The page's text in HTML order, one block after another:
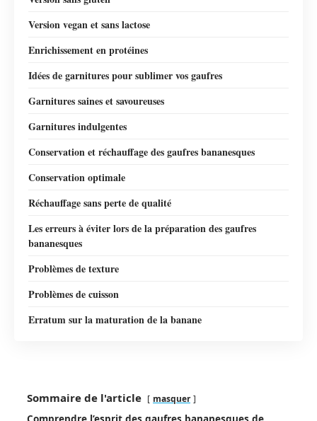
Version vegan et sans lactose
Enrichissement en protéines
Idées de garnitures pour sublimer vos gaufres
Garnitures saines et savoureuses
Garnitures indulgentes
Conservation et réchauffage des gaufres bananesques
Conservation optimale
Réchauffage sans perte de qualité
Les erreurs à éviter lors de la préparation des gaufres
bananesques
Problèmes de texture
Problèmes de cuisson
Erratum sur la maturation de la banane
Sommaire de l'article masquer